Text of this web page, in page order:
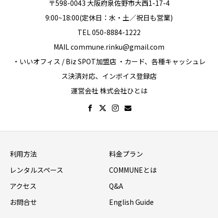
〒598-0043 大阪府泉佐野市大西1-17-4
9:00~18:00(定休日：水・土／祝日も営業)
TEL 050-8884-1222
MAIL commune.rinku@gmail.com
・いいオフィス / Biz SPOT加盟店 ・カード、各種キャッシュレ
ス決済対応、インボイス登録店
運営会社 株式会社ひとは
利用方法
料金プラン
レンタルスペース
COMMUNEとは
アクセス
Q&A
お問合せ
English Guide